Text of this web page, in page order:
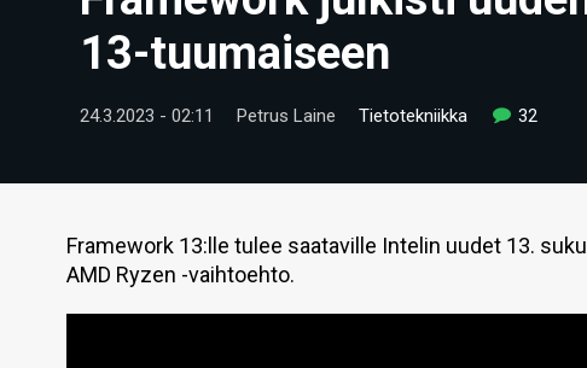
13-tuumaiseen
24.3.2023 - 02:11 Petrus Laine Tietotekniikka 32
Framework 13:lle tulee saataville Intelin uudet 13.
AMD Ryzen -vaihtoehto.